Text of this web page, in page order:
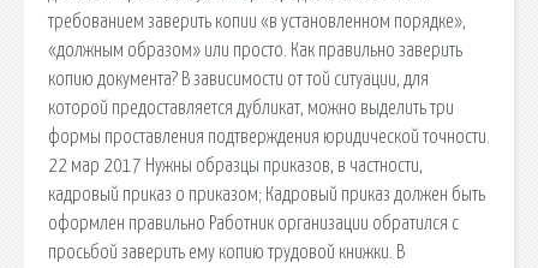
требованием заверить копии «в установленном порядке»,
«должным образом» или просто. Как правильно заверить
копию документа? В зависимости от той ситуации, для
которой предоставляется дубликат, можно выделить три
формы проставления подтверждения юридической точности.
22 мар 2017 Нужны образцы приказов, в частности,
кадровый приказ о приказом; Кадровый приказ должен быть
оформлен правильно Работник организации обратился с
просьбой заверить ему копию трудовой книжки. В